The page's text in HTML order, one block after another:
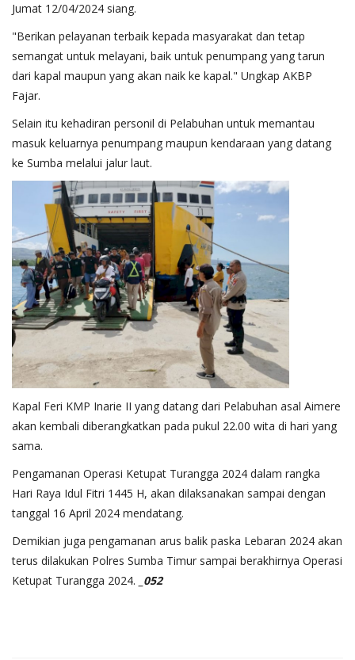
Jumat 12/04/2024 siang.
"Berikan pelayanan terbaik kepada masyarakat dan tetap
semangat untuk melayani, baik untuk penumpang yang tarun
dari kapal maupun yang akan naik ke kapal." Ungkap AKBP
Fajar.
Selain itu kehadiran personil di Pelabuhan untuk memantau
masuk keluarnya penumpang maupun kendaraan yang datang
ke Sumba melalui jalur laut.
Kapal Feri KMP Inarie II yang datang dari Pelabuhan asal Aimere
akan kembali diberangkatkan pada pukul 22.00 wita di hari yang
sama.
Pengamanan Operasi Ketupat Turangga 2024 dalam rangka
Hari Raya Idul Fitri 1445 H, akan dilaksanakan sampai dengan
tanggal 16 April 2024 mendatang.
Demikian juga pengamanan arus balik paska Lebaran 2024 akan
terus dilakukan Polres Sumba Timur sampai berakhirnya Operasi
Ketupat Turangga 2024.
_052